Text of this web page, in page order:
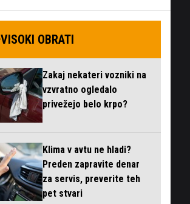
VISOKI OBRATI
Zakaj nekateri vozniki na
vzvratno ogledalo
privežejo belo krpo?
Klima v avtu ne hladi?
Preden zapravite denar
za servis, preverite teh
pet stvari